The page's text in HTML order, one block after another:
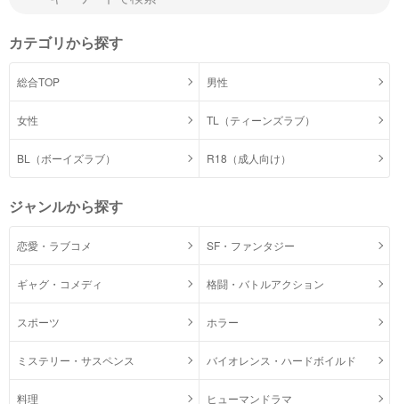
カテゴリから探す
総合TOP 男性
女性 TL（ティーンズラブ）
BL（ボーイズラブ） R18（成人向け）
ジャンルから探す
恋愛・ラブコメ SF・ファンタジー
ギャグ・コメディ 格闘・バトルアクション
スポーツ ホラー
ミステリー・サスペンス バイオレンス・ハードボイルド
料理 ヒューマンドラマ